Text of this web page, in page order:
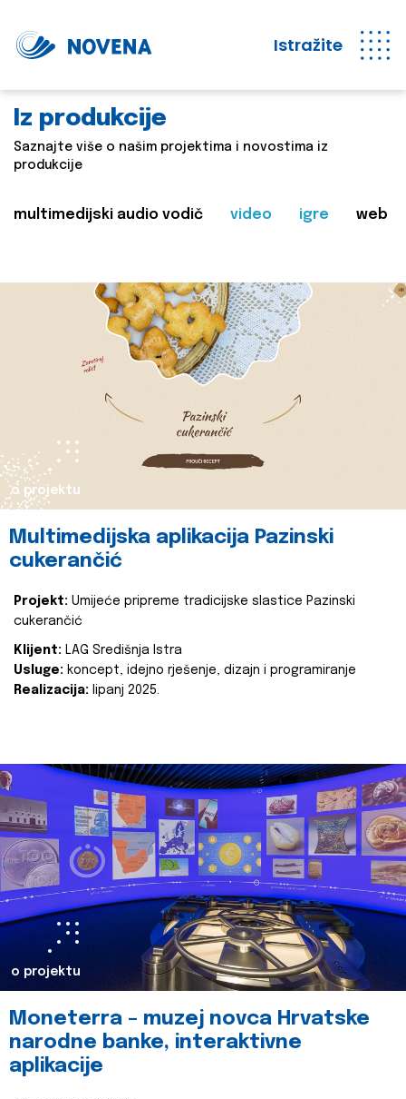
Istražite
Iz produkcije
Saznajte više o našim projektima i novostima iz
produkcije
multimedijski audio vodič video igre web
o projektu
Multimedijska aplikacija Pazinski
cukerančić
Projekt: Umijeće pripreme tradicijske slastice Pazinski
cukerančić
Klijent: LAG Središnja Istra
Usluge: koncept, idejno rješenje, dizajn i programiranje
Realizacija: lipanj 2025.
o projektu
Moneterra – muzej novca Hrvatske
narodne banke, interaktivne
aplikacije